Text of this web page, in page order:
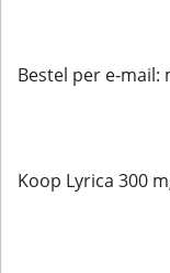
Bestel per e-mail:
Koop Lyrica 300